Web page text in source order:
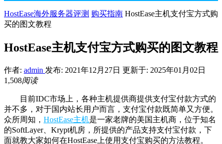
HostEase海外服务器评测 购买指南 HostEase主机支付宝方式购
买的图文教程
HostEase主机支付宝方式购买的图文教程
作者: admin 发布: 2021年12月27日 更新于: 2025年01月02日
1,508阅读
目前IDC市场上，各种主机提供商提供支付宝付款方式的
并不多，对于国内站长用户而言，支付宝付款既简单又方便。
众所周知， HostEase主机是一家老牌的美国主机商，位于知名
的SoftLayer、Krypt机房，所提供的产品支持支付宝付款，下
面就教大家如何在HostEase上使用支付宝购买的方法教程。